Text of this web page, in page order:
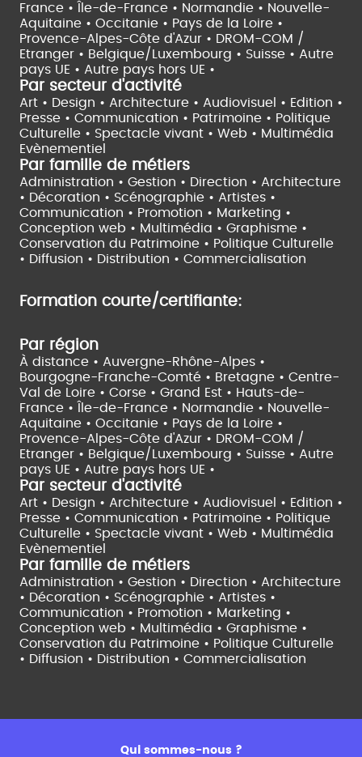
France •
Île-de-France • Normandie • Nouvelle-
Aquitaine • Occitanie • Pays de la Loire •
Provence-Alpes-Côte d'Azur • DROM-COM /
Etranger • Belgique/Luxembourg • Suisse • Autre
pays UE • Autre pays hors UE •
Par secteur d'activité
Art • Design • Architecture • Audiovisuel • Edition •
Presse • Communication • Patrimoine • Politique
Culturelle • Spectacle vivant • Web • Multimédia
Evènementiel
Par famille de métiers
Administration • Gestion • Direction • Architecture
• Décoration • Scénographie • Artistes •
Communication • Promotion • Marketing •
Conception web • Multimédia • Graphisme •
Conservation du Patrimoine • Politique Culturelle
• Diffusion • Distribution • Commercialisation
Formation courte/certifiante:
Par région
À distance • Auvergne-Rhône-Alpes •
Bourgogne-Franche-Comté • Bretagne • Centre-
Val de Loire • Corse • Grand Est • Hauts-de-
France •
Île-de-France • Normandie • Nouvelle-
Aquitaine • Occitanie • Pays de la Loire •
Provence-Alpes-Côte d'Azur • DROM-COM /
Etranger • Belgique/Luxembourg • Suisse • Autre
pays UE • Autre pays hors UE •
Par secteur d'activité
Art • Design • Architecture • Audiovisuel • Edition •
Presse • Communication • Patrimoine • Politique
Culturelle • Spectacle vivant • Web • Multimédia
Evènementiel
Par famille de métiers
Administration • Gestion • Direction • Architecture
• Décoration • Scénographie • Artistes •
Communication • Promotion • Marketing •
Conception web • Multimédia • Graphisme •
Conservation du Patrimoine • Politique Culturelle
• Diffusion • Distribution • Commercialisation
Qui sommes-nous ?